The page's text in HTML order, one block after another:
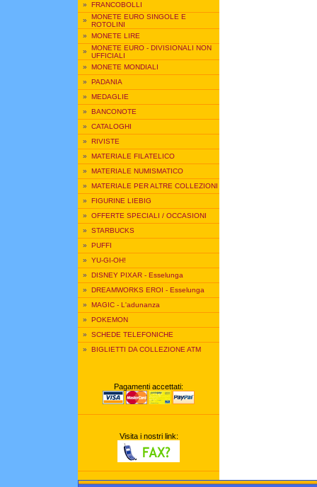
» FRANCOBOLLI
» MONETE EURO SINGOLE E
ROTOLINI
» MONETE LIRE
» MONETE EURO - DIVISIONALI NON
UFFICIALI
» MONETE MONDIALI
» PADANIA
» MEDAGLIE
» BANCONOTE
» CATALOGHI
» RIVISTE
» MATERIALE FILATELICO
» MATERIALE NUMISMATICO
» MATERIALE PER ALTRE COLLEZIONI
» FIGURINE LIEBIG
» OFFERTE SPECIALI / OCCASIONI
» STARBUCKS
» PUFFI
» YU-GI-OH!
» DISNEY PIXAR - Esselunga
» DREAMWORKS EROI - Esselunga
» MAGIC - L'adunanza
» POKEMON
» SCHEDE TELEFONICHE
» BIGLIETTI DA COLLEZIONE ATM
Pagamenti accettati:
Visita i nostri link: